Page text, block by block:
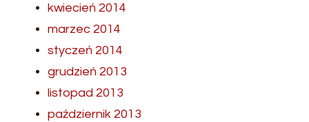
kwiecień 2014
marzec 2014
styczeń 2014
grudzień 2013
listopad 2013
październik 2013